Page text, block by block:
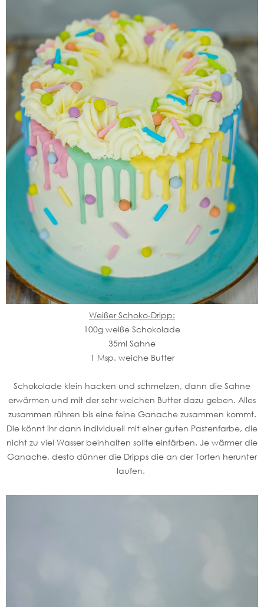
Weißer Schoko-Dripp:
100g weiße Schokolade
35ml Sahne
1 Msp. weiche Butter
Schokolade klein hacken und schmelzen, dann die Sahne
erwärmen und mit der sehr weichen Butter dazu geben. Alles
zusammen rühren bis eine feine Ganache zusammen kommt.
Die könnt ihr dann individuell mit einer guten Pastenfarbe, die
nicht zu viel Wasser beinhalten sollte einfärben. Je wärmer die
Ganache, desto dünner die Dripps die an der Torten herunter
laufen.